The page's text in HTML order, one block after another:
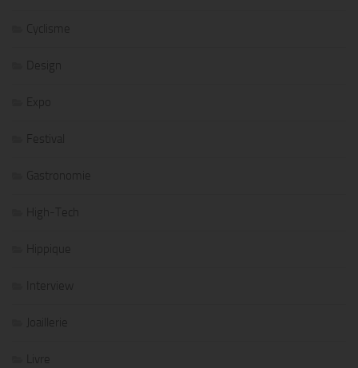
Cyclisme
Design
Expo
Festival
Gastronomie
High-Tech
Hippique
Interview
Joaillerie
Livre